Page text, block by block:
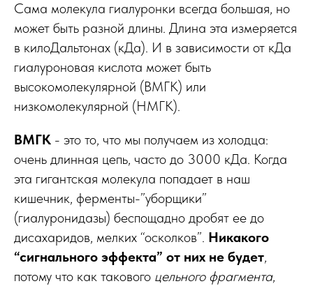
Сама молекула гиалуронки всегда большая, но
может быть разной длины. Длина эта измеряется
в килоДальтонах (кДа). И в зависимости от кДа
гиалуроновая кислота может быть
высокомолекулярной (ВМГК) или
низкомолекулярной (НМГК).
ВМГК - это то, что мы получаем из холодца:
очень длинная цепь, часто до 3000 кДа. Когда
эта гигантская молекула попадает в наш
кишечник, ферменты-”уборщики”
(гиалуронидазы) беспощадно дробят ее до
дисахаридов, мелких “осколков”. Никакого
“сигнального эффекта” от них не будет,
потому что как такового цельного фрагмента,